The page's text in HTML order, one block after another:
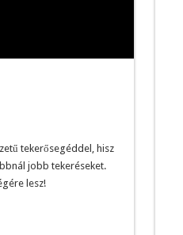
tekerősegéddel, hisz
jobb tekeréseket.
lesz!